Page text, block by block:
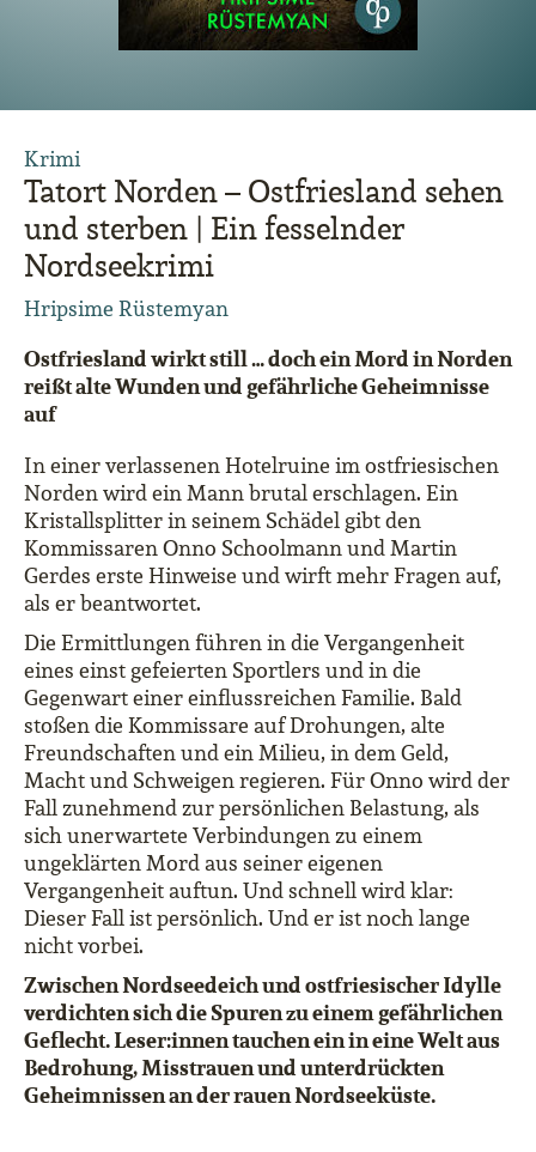
Tatort Norden – Ostfriesland sehen
und sterben | Ein fesselnder
Nordseekrimi
Hripsime Rüstemyan
Krimi
Ostfriesland wirkt still … doch ein Mord in Norden
reißt alte Wunden und gefährliche Geheimnisse
auf
In einer verlassenen Hotelruine im ostfriesischen
Norden wird ein Mann brutal erschlagen. Ein
Kristallsplitter in seinem Schädel gibt den
Kommissaren Onno Schoolmann und Martin
Gerdes erste Hinweise und wirft mehr Fragen auf,
als er beantwortet.
Die Ermittlungen führen in die Vergangenheit
eines einst gefeierten Sportlers und in die
Gegenwart einer einflussreichen Familie. Bald
stoßen die Kommissare auf Drohungen, alte
Freundschaften und ein Milieu, in dem Geld,
Macht und Schweigen regieren. Für Onno wird der
Fall zunehmend zur persönlichen Belastung, als
sich unerwartete Verbindungen zu einem
ungeklärten Mord aus seiner eigenen
Vergangenheit auftun. Und schnell wird klar:
Dieser Fall ist persönlich. Und er ist noch lange
nicht vorbei.
Zwischen Nordseedeich und ostfriesischer Idylle
verdichten sich die Spuren zu einem gefährlichen
Geflecht. Leser:innen tauchen ein in eine Welt aus
Bedrohung, Misstrauen und unterdrückten
Geheimnissen an der rauen Nordseeküste.